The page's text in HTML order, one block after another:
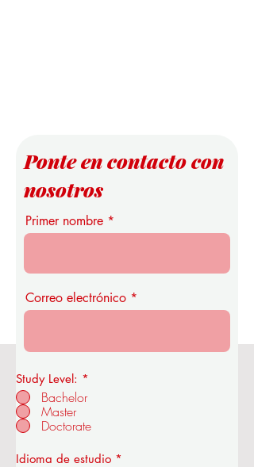
Real Academia de Economía y
Tecnología de la OUS
Ponte en contacto con
nosotros
Primer nombre
Correo electrónico
Study Level: *
Bachelor
Master
Doctorate
Idioma de estudio *